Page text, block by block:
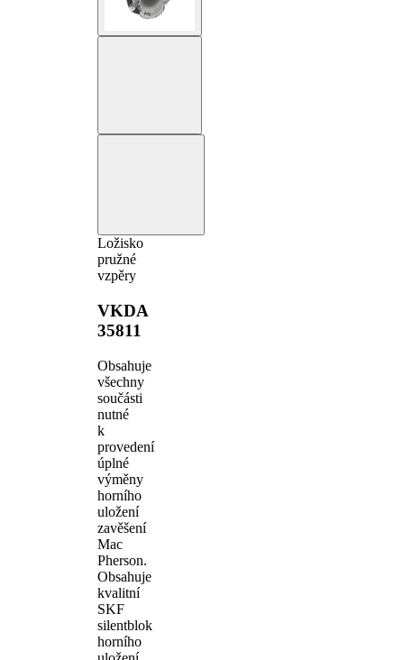
Ložisko
pružné
vzpěry
VKDA
35811
Obsahuje
všechny
součásti
nutné
k
provedení
úplné
výměny
horního
uložení
zavěšení
Mac
Pherson.
Obsahuje
kvalitní
SKF
silentblok
horního